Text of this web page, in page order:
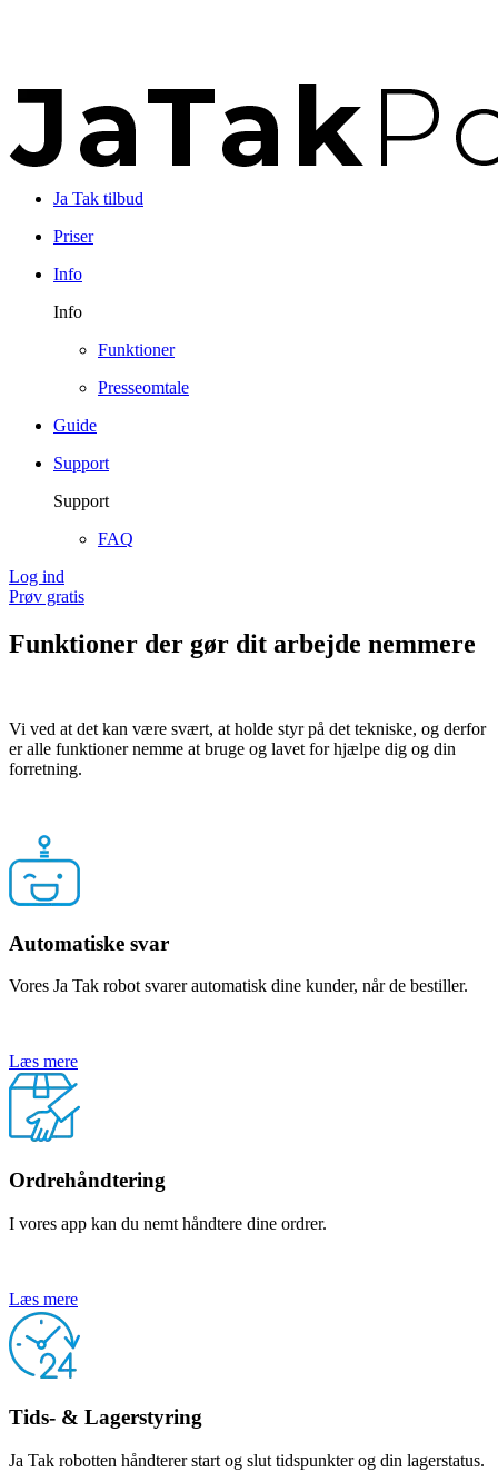
Ja Tak tilbud
Priser
Info
Info
Funktioner
Presseomtale
Guide
Support
Support
FAQ
Log ind
Prøv gratis
Funktioner der gør dit arbejde nemmere
Vi ved at det kan være svært, at holde styr på det tekniske, og derfor
er alle funktioner nemme at bruge og lavet for hjælpe dig og din
forretning.
Automatiske svar
Vores Ja Tak robot svarer automatisk dine kunder, når de bestiller.
Læs mere
Ordrehåndtering
I vores app kan du nemt håndtere dine ordrer.
Læs mere
Tids- & Lagerstyring
Ja Tak robotten håndterer start og slut tidspunkter og din lagerstatus.